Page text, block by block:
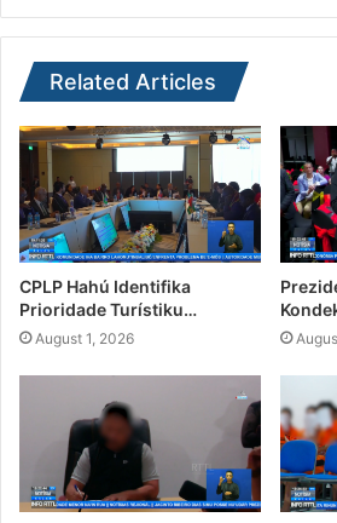
Related Articles
CPLP Hahú Identifika
Prioridade Turístiku…
August 1, 2026